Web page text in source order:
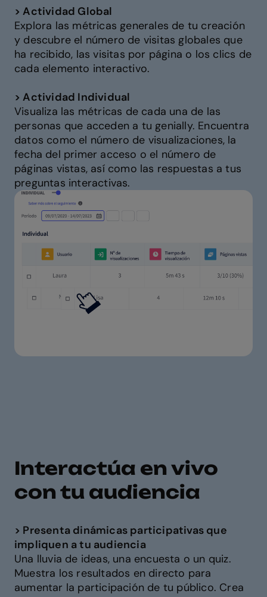
> Actividad Global
Explora las métricas generales de tu creación
y descubre el número de visitas globales que
ha recibido, las visitas por página o los clics de
cada elemento interactivo.
> Actividad Individual
Visualiza las métricas de cada una de las
personas que acceden a tu genially. Encuentra
datos como el número de visualizaciones, la
fecha del primer acceso o el número de
páginas vistas, así como las respuestas a tus
preguntas interactivas.
Interactúa en vivo
con tu audiencia
> Presenta dinámicas participativas que
impliquen a tu audiencia
Una lluvia de ideas, una encuesta o un quiz.
Muestra los resultados en directo para
aumentar la participación de tu público. Crea